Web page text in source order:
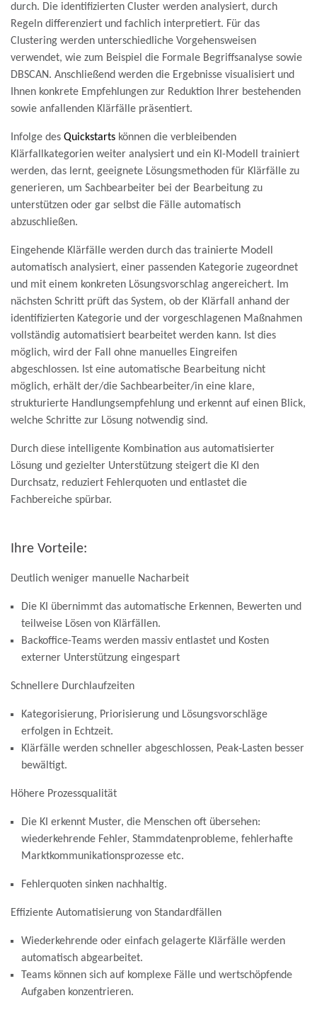
durch. Die identifizierten Cluster werden analysiert, durch
Regeln differenziert und fachlich interpretiert. Für das
Clustering werden unterschiedliche Vorgehensweisen
verwendet, wie zum Beispiel die Formale Begriffsanalyse sowie
DBSCAN. Anschließend werden die Ergebnisse visualisiert und
Ihnen konkrete Empfehlungen zur Reduktion Ihrer bestehenden
sowie anfallenden Klärfälle präsentiert.
Infolge des Quickstarts können die verbleibenden
Klärfallkategorien weiter analysiert und ein KI-Modell trainiert
werden, das lernt, geeignete Lösungsmethoden für Klärfälle zu
generieren, um Sachbearbeiter bei der Bearbeitung zu
unterstützen oder gar selbst die Fälle automatisch
abzuschließen.
Eingehende Klärfälle werden durch das trainierte Modell
automatisch analysiert, einer passenden Kategorie zugeordnet
und mit einem konkreten Lösungsvorschlag angereichert. Im
nächsten Schritt prüft das System, ob der Klärfall anhand der
identifizierten Kategorie und der vorgeschlagenen Maßnahmen
vollständig automatisiert bearbeitet werden kann. Ist dies
möglich, wird der Fall ohne manuelles Eingreifen
abgeschlossen. Ist eine automatische Bearbeitung nicht
möglich, erhält der/die Sachbearbeiter/in eine klare,
strukturierte Handlungsempfehlung und erkennt auf einen Blick,
welche Schritte zur Lösung notwendig sind.
Durch diese intelligente Kombination aus automatisierter
Lösung und gezielter Unterstützung steigert die KI den
Durchsatz, reduziert Fehlerquoten und entlastet die
Fachbereiche spürbar.
Ihre Vorteile:
Deutlich weniger manuelle Nacharbeit
Die KI übernimmt das automatische Erkennen, Bewerten und
teilweise Lösen von Klärfällen.
Backoffice-Teams werden massiv entlastet und Kosten
externer Unterstützung eingespart
Schnellere Durchlaufzeiten
Kategorisierung, Priorisierung und Lösungsvorschläge
erfolgen in Echtzeit.
Klärfälle werden schneller abgeschlossen, Peak‑Lasten besser
bewältigt.
Höhere Prozessqualität
Die KI erkennt Muster, die Menschen oft übersehen:
wiederkehrende Fehler, Stammdatenprobleme, fehlerhafte
Marktkommunikationsprozesse etc.
Fehlerquoten sinken nachhaltig.
Effiziente Automatisierung von Standardfällen
Wiederkehrende oder einfach gelagerte Klärfälle werden
automatisch abgearbeitet.
Teams können sich auf komplexe Fälle und wertschöpfende
Aufgaben konzentrieren.